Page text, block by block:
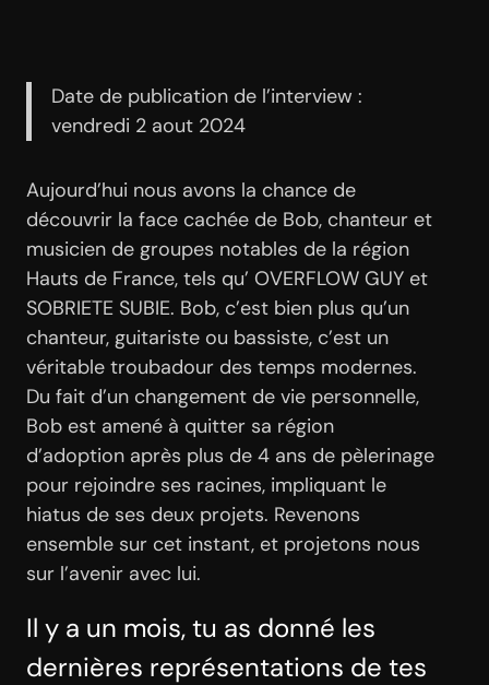
Date de publication de l’interview :
vendredi 2 aout 2024
Aujourd’hui nous avons la chance de
découvrir la face cachée de Bob, chanteur et
musicien de groupes notables de la région
Hauts de France, tels qu’ OVERFLOW GUY et
SOBRIETE SUBIE. Bob, c’est bien plus qu’un
chanteur, guitariste ou bassiste, c’est un
véritable troubadour des temps modernes.
Du fait d’un changement de vie personnelle,
Bob est amené à quitter sa région
d’adoption après plus de 4 ans de pèlerinage
pour rejoindre ses racines, impliquant le
hiatus de ses deux projets. Revenons
ensemble sur cet instant, et projetons nous
sur l’avenir avec lui.
Il y a un mois, tu as donné les
dernières représentations de tes